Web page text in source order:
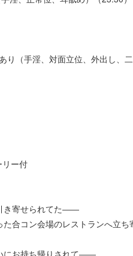
（手淫、対面立位、外出し、
ー付
き寄せられてた――
合コン会場のレストランへ立ち
にお持ち帰りされて――